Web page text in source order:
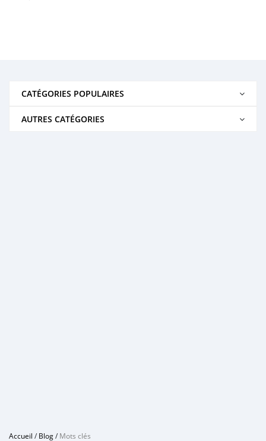
CATÉGORIES POPULAIRES
AUTRES CATÉGORIES
Accueil /Blog/Mots clés